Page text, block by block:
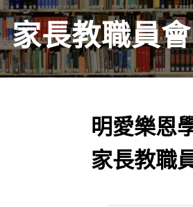
家長教職員會
明愛樂恩
家長教職